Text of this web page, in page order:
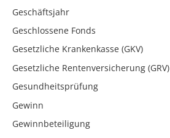
Geschäftsjahr
Geschlossene Fonds
Gesetzliche Krankenkasse (GKV)
Gesetzliche Rentenversicherung (GRV)
Gesundheitsprüfung
Gewinn
Gewinnbeteiligung